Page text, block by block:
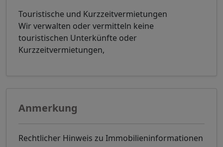
Touristische und Kurzzeitvermietungen
Wir verwalten oder vermitteln keine
touristischen Unterkünfte oder
Kurzzeitvermietungen,
Anmerkung
Rechtlicher Hinweis zu Immobilieninformationen